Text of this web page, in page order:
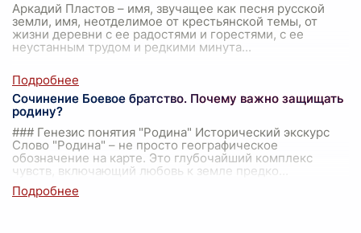
Аркадий Пластов – имя, звучащее как песня русской
земли, имя, неотделимое от крестьянской темы, от
жизни деревни с ее радостями и горестями, с ее
неустанным трудом и редкими минута...
Сочинение Боевое братство. Почему важно защищать
родину?
### Генезис понятия "Родина" Исторический экскурс
Слово "Родина" – не просто географическое
обозначение на карте. Это глубочайший комплекс
чувств, включающий любовь к земле предко